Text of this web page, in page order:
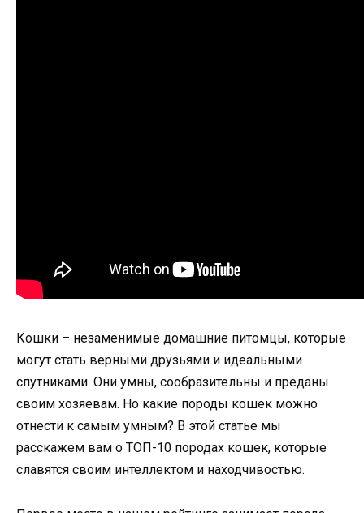
Кошки – незаменимые домашние питомцы, которые
могут стать верными друзьями и идеальными
спутниками. Они умны, сообразительны и преданы
своим хозяевам. Но какие породы кошек можно
отнести к самым умным? В этой статье мы
расскажем вам о ТОП-10 породах кошек, которые
славятся своим интеллектом и находчивостью.